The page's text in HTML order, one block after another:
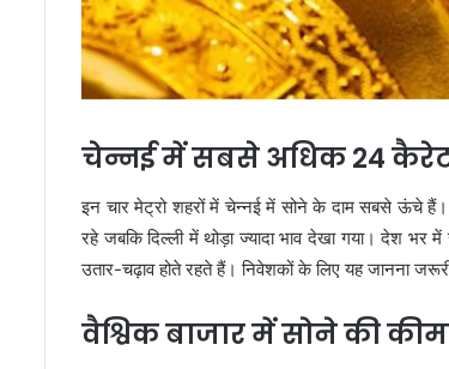
चेन्नई में सबसे अधिक 24
इन चार मेट्रो शहरों में चेन्नई में सोने के दाम सबसे ऊंचे
रहे जबकि दिल्ली में थोड़ा ज्यादा भाव देखा गया। देश
उतार-चढ़ाव होते रहते हैं। निवेशकों के लिए यह जानना
वैश्विक बाजार में सोने की